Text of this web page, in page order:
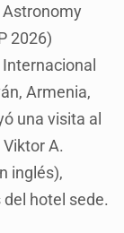
2026)
Armenia,
una visita al
A.
inglés),
hotel sede.